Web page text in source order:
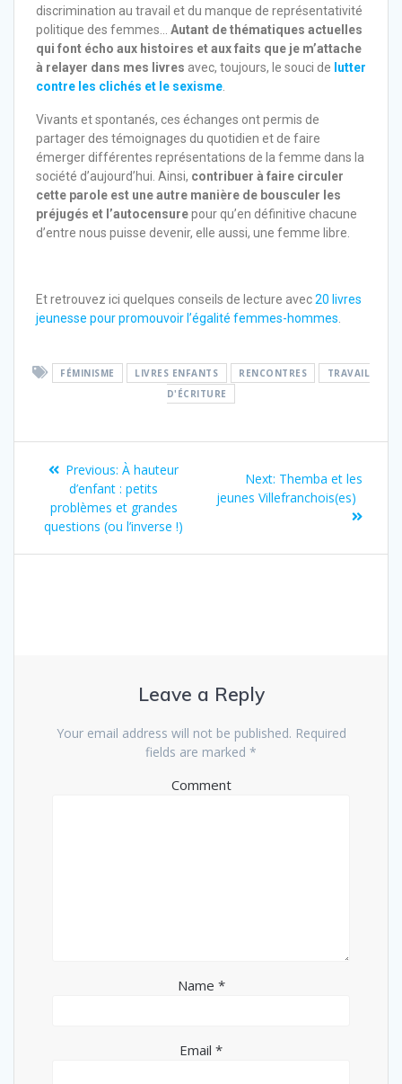
discrimination au travail et du manque de représentativité
politique des femmes… Autant de thématiques actuelles
qui font écho aux histoires et aux faits que je m’attache
à relayer dans mes livres avec, toujours, le souci de lutter
contre les clichés et le sexisme
Vivants et spontanés, ces échanges ont permis de
partager des témoignages du quotidien et de faire
émerger différentes représentations de la femme dans la
société d’aujourd’hui. Ainsi, contribuer à faire circuler
cette parole est une autre manière de bousculer les
préjugés et l’autocensurepour qu’en définitive chacune
d’entre nous puisse devenir, elle aussi, une femme libre.
Et retrouvez ici quelques conseils de lecture avec20 livres
jeunesse pour promouvoir l’égalité femmes-hommes
FÉMINISME LIVRES ENFANTS RENCONTRES
TRAVAIL
D'ÉCRITURE
Previous: À hauteur
d’enfant : petits
problèmes et grandes
questions (ou l’inverse !)
Next: Themba et les
jeunes Villefranchois(es)
Leave a Reply
Your email address will not be published. Required
fields are marked *
Comment
Name *
Email *